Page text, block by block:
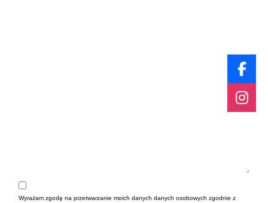
Wyrażam zgodę na przetwarzanie moich danych danych osobowych zgodnie z